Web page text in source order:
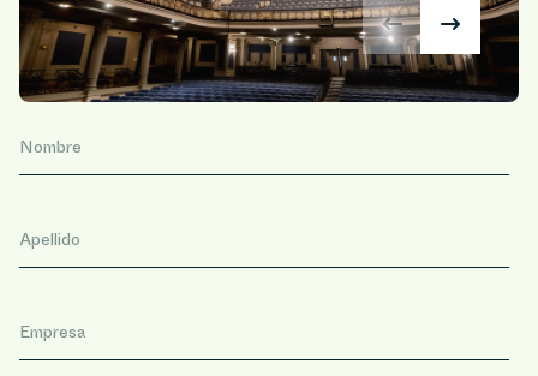
Nombre
Apellido
Empresa